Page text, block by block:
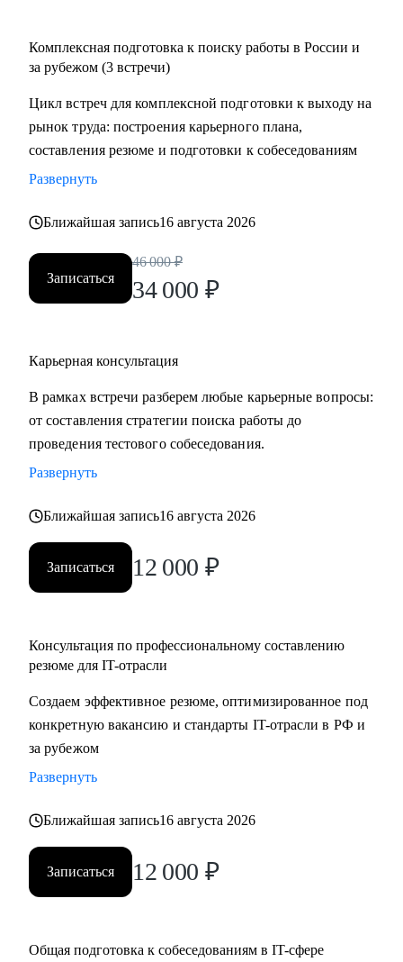
• консультирую команды для развития бизнесов
Кому могу помочь:
• проконсультирую проджект менеджеров, продакт
менеджеров, аналитиков, дизайнеров, разработчиков.
зарубежом.
Комплексная подготовка к поиску работы в России и
за рубежом (3 встречи)
Цикл встреч для комплексной подготовки к выходу на
рынок труда: построения карьерного плана,
составления резюме и подготовки к собеседованиям
Развернуть
Ближайшая запись16 августа 2026
Записаться
46 000 ₽
34 000 ₽
Карьерная консультация
В рамках встречи разберем любые карьерные вопросы:
от составления стратегии поиска работы до
проведения тестового собеседования.
Развернуть
Ближайшая запись16 августа 2026
Записаться 12 000 ₽
Консультация по профессиональному составлению
резюме для IT-отрасли
Создаем эффективное резюме, оптимизированное под
конкретную вакансию и стандарты IT-отрасли в РФ и
за рубежом
Развернуть
Ближайшая запись16 августа 2026
Записаться 12 000 ₽
Общая подготовка к собеседованиям в IT-сфере